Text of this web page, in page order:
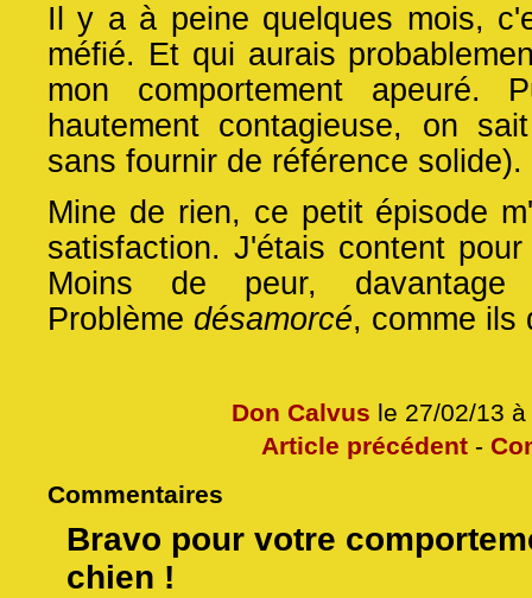
Il y a à peine quelques mois,
méfié. Et qui aurais
mon comportement apeuré.
hautement contagieuse, on
sans fournir de référence solide).
Mine de rien, ce petit épisode
satisfaction. J'étais content
Moins de peur, davantage
Problème désamorcé, comme ils
Don Calvus le 27/02/13
Article précédent -
Commentaires
Bravo pour votre
chien !